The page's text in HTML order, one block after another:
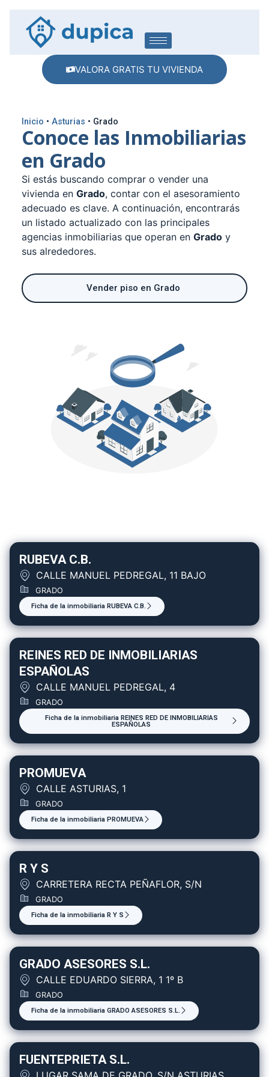
VALORA GRATIS TU VIVIENDA
Inicio • Asturias • Grado
Conoce las Inmobiliarias
en Grado
Si estás buscando comprar o vender una
vivienda en Grado, contar con el asesoramiento
adecuado es clave. A continuación, encontrarás
un listado actualizado con las principales
agencias inmobiliarias que operan en Grado y
sus alrededores.
Vender piso en Grado
RUBEVA C.B.
CALLE MANUEL PEDREGAL, 11 BAJO
GRADO
Ficha de la inmobiliaria RUBEVA C.B.
REINES RED DE INMOBILIARIAS
ESPAÑOLAS
CALLE MANUEL PEDREGAL, 4
GRADO
Ficha de la inmobiliaria REINES RED DE INMOBILIARIAS
ESPAÑOLAS
PROMUEVA
CALLE ASTURIAS, 1
GRADO
Ficha de la inmobiliaria PROMUEVA
R Y S
CARRETERA RECTA PEÑAFLOR, S/N
GRADO
Ficha de la inmobiliaria R Y S
GRADO ASESORES S.L.
CALLE EDUARDO SIERRA, 1 1º B
GRADO
Ficha de la inmobiliaria GRADO ASESORES S.L.
FUENTEPRIETA S.L.